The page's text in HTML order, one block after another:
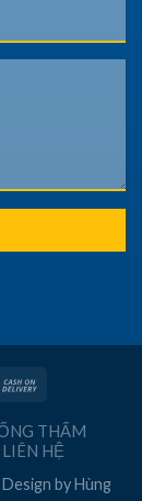
THẤM
LIÊN HỆ
byHùng